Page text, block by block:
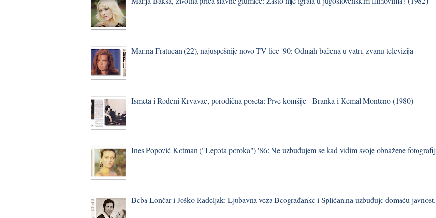
Marina Fratucan (22), najuspešnije novo TV lice '90: Odmah bačena u vatru zvanu televizija
Ismeta i Rođeni Krvavac, porodična poseta: Prve komšije - Branka i Kemal Monteno (1980)
Ines Popović Kotman ("Lepota poroka") '86: Ne uzbuđujem se kad vidim svoje obnažene
Beba Lončar i Joško Radeljak: Ljubavna veza Beograđanke i Splićanina uzbuđuje domaću